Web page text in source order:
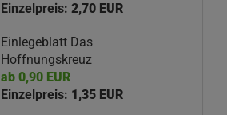
Einzelpreis: 2,70 EUR
Einlegeblatt Das
Hoffnungskreuz
ab 0,90 EUR
Einzelpreis: 1,35 EUR